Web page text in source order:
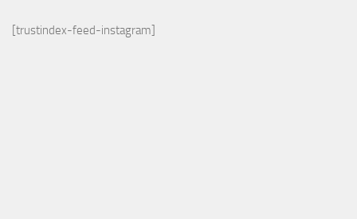
[trustindex-feed-instagram]